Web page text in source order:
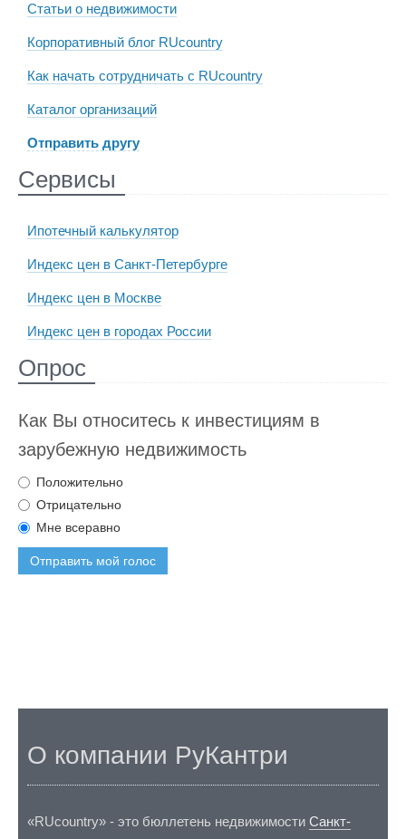
Статьи о недвижимости
Корпоративный блог RUcountry
Как начать сотрудничать с RUcountry
Каталог организаций
Отправить другу
Сервисы
Ипотечный калькулятор
Индекс цен в Санкт-Петербурге
Индекс цен в Москве
Индекс цен в городах России
Опрос
Как Вы относитесь к инвестициям в
зарубежную недвижимость
Положительно
Отрицательно
Мне всеравно
Отправить мой голос
О компании РуКантри
«RUcountry» - это бюллетень недвижимости Санкт-